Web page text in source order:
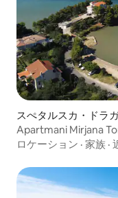
スぺタルスカ・ドラ
Apartmani Mirjana
ロケーション · 家族 ·